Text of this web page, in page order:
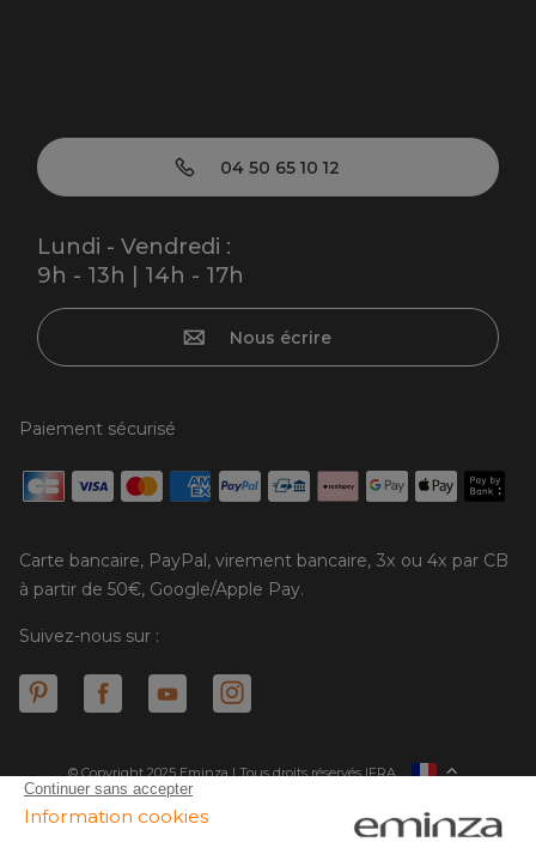
04 50 65 10 12
Lundi - Vendredi :
9h - 13h | 14h - 17h
Nous écrire
Paiement sécurisé
Carte bancaire, PayPal, virement bancaire, 3x ou 4x par CB
à partir de 50€, Google/Apple Pay.
Suivez-nous sur :
© Copyright 2025 Eminza | Tous droits réservés |
ESPAÑAFRA